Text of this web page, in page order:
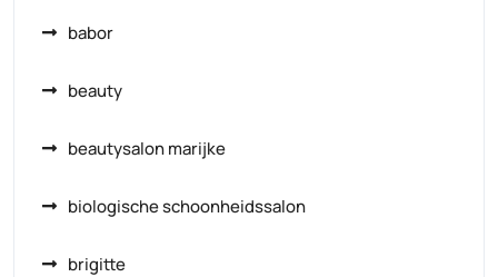
babor
beauty
beautysalon marijke
biologische schoonheidssalon
brigitte